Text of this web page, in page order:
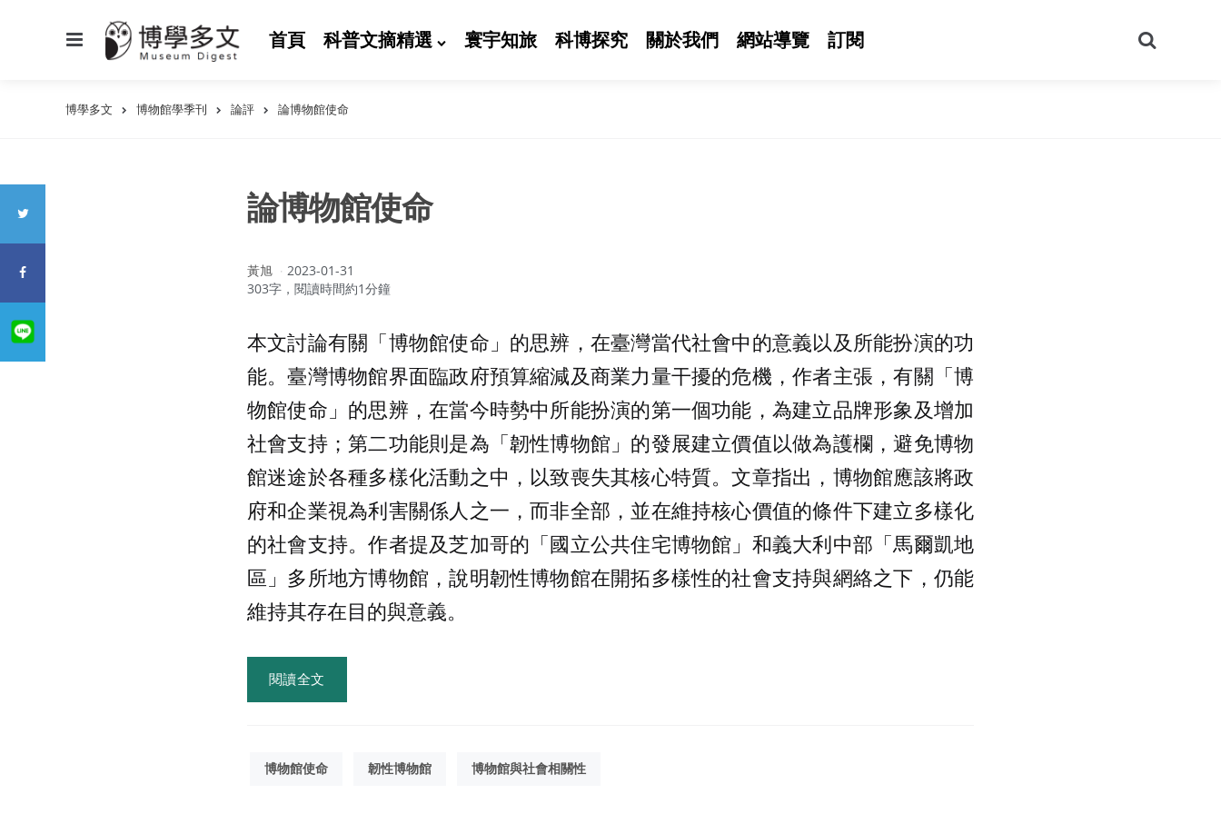
首頁 科普文摘精選 寰宇知旅 科博探究 關於我們 網站導覽 訂閱
尋
博學多文 博物館學季刊 論評 論博物館使命
論博物館使命
作
者：
黃旭
2023-01-31
303字，閱讀時間約1分鐘
本文討論有關「博物館使命」的思辨，在臺灣當代社會中的意義以及所能扮演的功
能。臺灣博物館界面臨政府預算縮減及商業力量干擾的危機，作者主張，有關「博
物館使命」的思辨，在當今時勢中所能扮演的第一個功能，為建立品牌形象及增加
社會支持；第二功能則是為「韌性博物館」的發展建立價值以做為護欄，避免博物
館迷途於各種多樣化活動之中，以致喪失其核心特質。文章指出，博物館應該將政
府和企業視為利害關係人之一，而非全部，並在維持核心價值的條件下建立多樣化
的社會支持。作者提及芝加哥的「國立公共住宅博物館」和義大利中部「馬爾凱地
區」多所地方博物館，說明韌性博物館在開拓多樣性的社會支持與網絡之下，仍能
維持其存在目的與意義。
閱讀全文
博物館使命 韌性博物館 博物館與社會相關性